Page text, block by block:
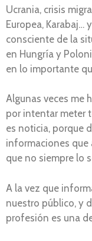
Ucrania, crisis
Europea, Karabaj…
consciente de la
en Hungría y
en lo importante
Algunas veces me
por intentar meter
es noticia, porque
informaciones que
que no siempre lo
A la vez que
nuestro público, y
profesión es una